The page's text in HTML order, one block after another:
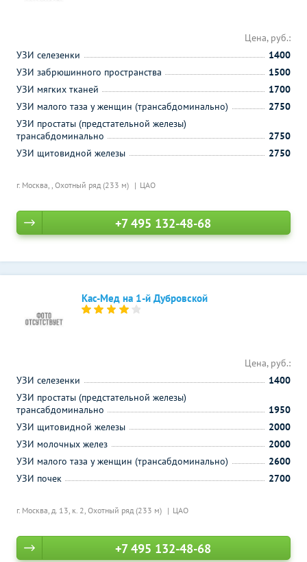
г. Москва, , Охотный ряд (233 м) ЦАО
Цена, руб.:
УЗИ селезенки
1400
УЗИ забрюшинного пространства
1500
УЗИ мягких тканей
1700
УЗИ малого таза у женщин (трансабдоминально)
2750
УЗИ простаты (предстательной железы)
трансабдоминально
2750
УЗИ щитовидной железы
2750
+7 495 132-48-68
Кас-Мед на 1-й Дубровской
г. Москва, д. 13, к. 2, Охотный ряд (233 м) ЦАО
Цена, руб.:
УЗИ селезенки
1400
УЗИ простаты (предстательной железы)
трансабдоминально
1950
УЗИ щитовидной железы
2000
УЗИ молочных желез
2000
УЗИ малого таза у женщин (трансабдоминально)
2600
УЗИ почек
2700
+7 495 132-48-68